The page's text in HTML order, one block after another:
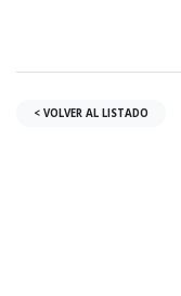
< VOLVER AL LISTADO